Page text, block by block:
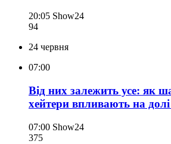
20:05 Show24
94
24 червня
07:00
Від них залежить усе: як
хейтери впливають на
07:00 Show24
375